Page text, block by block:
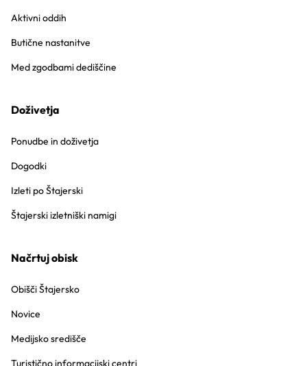
Aktivni oddih
Butične nastanitve
Med zgodbami dediščine
Doživetja
Ponudbe in doživetja
Dogodki
Izleti po Štajerski
Štajerski izletniški namigi
Načrtuj obisk
Obišči Štajersko
Novice
Medijsko središče
Turistično informacijski centri